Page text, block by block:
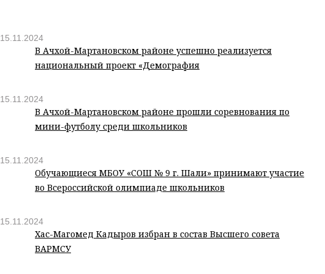
15.11.2024
В Ачхой-Мартановском районе успешно реализуется
национальный проект «Демография
15.11.2024
В Ачхой-Мартановском районе прошли соревнования по
мини-футболу среди школьников
15.11.2024
Обучающиеся МБОУ «СОШ № 9 г. Шали» принимают участие
во Всероссийской олимпиаде школьников
15.11.2024
Хас-Магомед Кадыров избран в состав Высшего совета
ВАРМСУ